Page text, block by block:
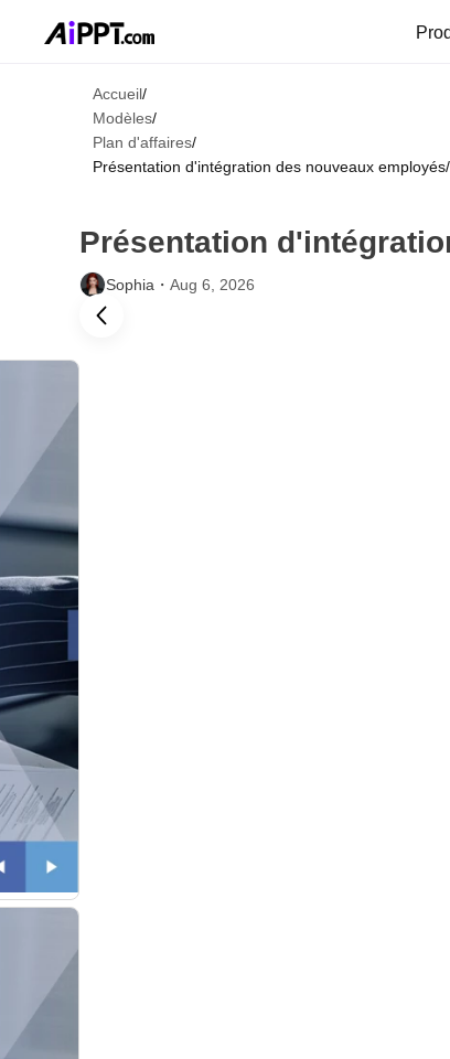
Accueil/
Modèles/
Plan d'affaires/
Présentation d'intégration des nouveaux employés/
Présentation
Sophia・ Aug 6, 2026